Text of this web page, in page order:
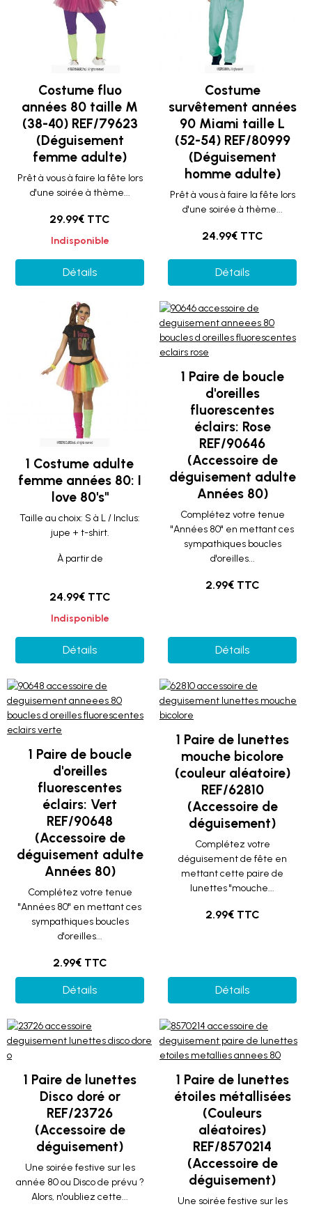
Costume fluo
années 80 taille M
(38-40) REF/79623
(Déguisement
femme adulte)
Prêt à vous à faire la fête lors
d'une soirée à thème...
29.99€ TTC
Indisponible
Détails
Costume
survêtement années
90 Miami taille L
(52-54) REF/80999
(Déguisement
homme adulte)
Prêt à vous à faire la fête lors
d'une soirée à thème...
24.99€ TTC
Détails
1 Costume adulte
femme années 80: I
love 80's"
Taille au choix: S à L / Inclus:
jupe + t-shirt.
À partir de
24.99€ TTC
Indisponible
Détails
1 Paire de boucle
d'oreilles
fluorescentes
éclairs: Rose
REF/90646
(Accessoire de
déguisement adulte
Années 80)
Complétez votre tenue
"Années 80" en mettant ces
sympathiques boucles
d'oreilles...
2.99€ TTC
Détails
1 Paire de boucle
d'oreilles
fluorescentes
éclairs: Vert
REF/90648
(Accessoire de
déguisement adulte
Années 80)
Complétez votre tenue
"Années 80" en mettant ces
sympathiques boucles
d'oreilles...
2.99€ TTC
Détails
1 Paire de lunettes
mouche bicolore
(couleur aléatoire)
REF/62810
(Accessoire de
déguisement)
Complétez votre
déguisement de fête en
mettant cette paire de
lunettes "mouche...
2.99€ TTC
Détails
1 Paire de lunettes
Disco doré or
REF/23726
(Accessoire de
déguisement)
Une soirée festive sur les
année 80 ou Disco de prévu ?
Alors, n'oubliez cette...
1 Paire de lunettes
étoiles métallisées
(Couleurs
aléatoires)
REF/8570214
(Accessoire de
déguisement)
Une soirée festive sur les